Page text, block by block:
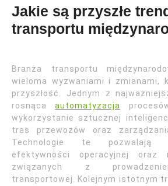
Jakie są przyszłe
transportu
Branża transportu
wieloma wyzwaniami i zmianami,
przyszłość. Jednym z
rosnącaautomatyzacja
wykorzystanie sztucznej
tras przewozów oraz
Technologie te pozwalają
efektywności operacyjnej oraz
związanych z
transportowej. Kolejnym istotnym